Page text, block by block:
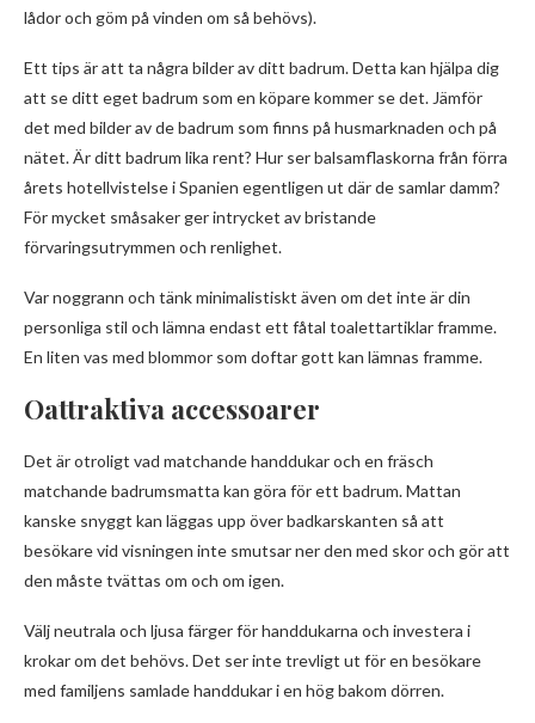
lådor och göm på vinden om så behövs).
Ett tips är att ta några bilder av ditt badrum. Detta kan hjälpa dig
att se ditt eget badrum som en köpare kommer se det. Jämför
det med bilder av de badrum som finns på husmarknaden och på
nätet. Är ditt badrum lika rent? Hur ser balsamflaskorna från förra
årets hotellvistelse i Spanien egentligen ut där de samlar damm?
För mycket småsaker ger intrycket av bristande
förvaringsutrymmen och renlighet.
Var noggrann och tänk minimalistiskt även om det inte är din
personliga stil och lämna endast ett fåtal toalettartiklar framme.
En liten vas med blommor som doftar gott kan lämnas framme.
Oattraktiva accessoarer
Det är otroligt vad matchande handdukar och en fräsch
matchande badrumsmatta kan göra för ett badrum. Mattan
kanske snyggt kan läggas upp över badkarskanten så att
besökare vid visningen inte smutsar ner den med skor och gör att
den måste tvättas om och om igen.
Välj neutrala och ljusa färger för handdukarna och investera i
krokar om det behövs. Det ser inte trevligt ut för en besökare
med familjens samlade handdukar i en hög bakom dörren.